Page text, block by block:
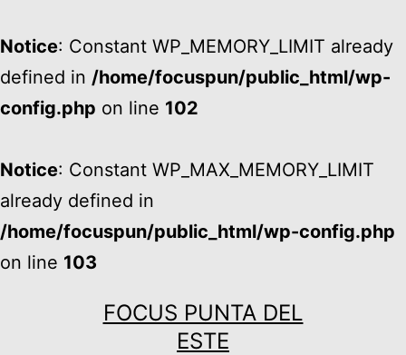
Notice: Constant WP_MEMORY_LIMIT already
defined in /home/focuspun/public_html/wp-
config.php on line 102
Notice: Constant WP_MAX_MEMORY_LIMIT
already defined in
/home/focuspun/public_html/wp-config.php
on line 103
FOCUS PUNTA DEL
ESTE